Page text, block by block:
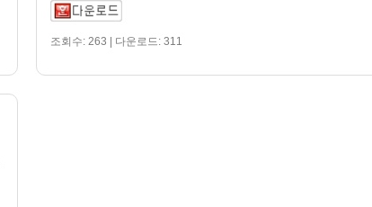
조회수: 263 | 다운로드: 311